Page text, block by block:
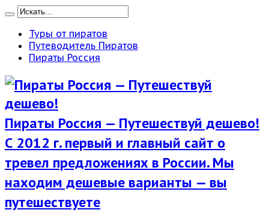
Туры от пиратов
Путеводитель Пиратов
Пираты Россия
Пираты Россия — Путешествуй дешево!
С 2012 г. первый и главный сайт о
тревел предложениях в России. Мы
находим дешевые варианты — вы
путешествуете